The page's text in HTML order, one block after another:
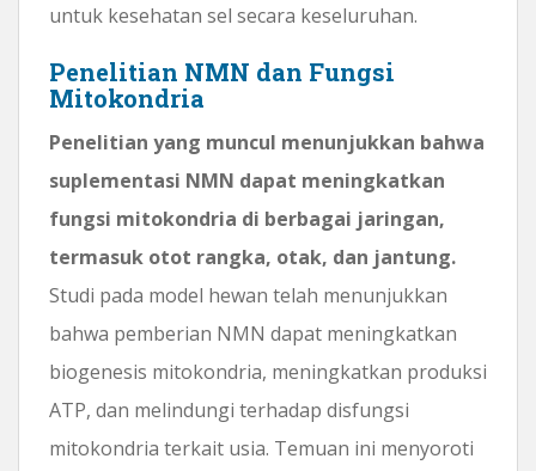
untuk kesehatan sel secara keseluruhan.
Penelitian NMN dan Fungsi
Mitokondria
Penelitian yang muncul menunjukkan bahwa
suplementasi NMN dapat meningkatkan
fungsi mitokondria di berbagai jaringan,
termasuk otot rangka, otak, dan jantung.
Studi pada model hewan telah menunjukkan
bahwa pemberian NMN dapat meningkatkan
biogenesis mitokondria, meningkatkan produksi
ATP, dan melindungi terhadap disfungsi
mitokondria terkait usia. Temuan ini menyoroti